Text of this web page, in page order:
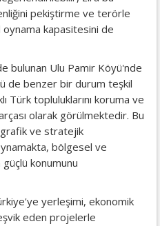
pekiştirme ve terörle
kapasitesini de
bulunan Ulu Pamir Köyü'nde
de benzer bir durum teşkil
Türk topluluklarını koruma ve
olarak görülmektedir. Bu
ve stratejik
bölgesel ve
konumunu
yerleşimi, ekonomik
eden projelerle